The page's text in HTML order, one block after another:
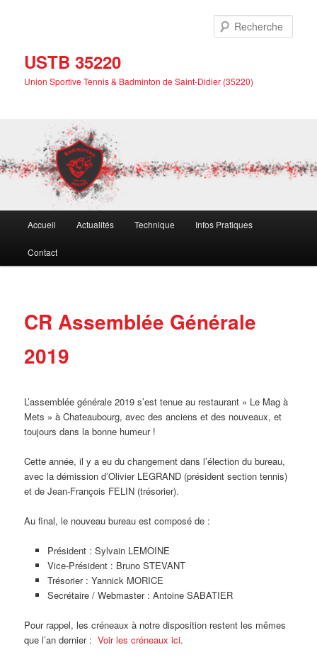
USTB 35220
Union Sportive Tennis & Badminton de Saint-Didier (35220)
principal
Accueil Actualités Technique Infos Pratiques
Contact
CR Assemblée Générale
2019
L’assemblée générale 2019 s’est tenue au restaurant « Le Mag à
Mets » à Chateaubourg, avec des anciens et des nouveaux, et
toujours dans la bonne humeur !
Cette année, il y a eu du changement dans l’élection du bureau,
avec la démission d’Olivier LEGRAND (président section tennis)
et de Jean-François FELIN (trésorier).
Au final, le nouveau bureau est composé de :
Président : Sylvain LEMOINE
Vice-Président : Bruno STEVANT
Trésorier : Yannick MORICE
Secrétaire / Webmaster : Antoine SABATIER
Pour rappel, les créneaux à notre disposition restent les mêmes
que l’an dernier : Voir les créneaux ici.